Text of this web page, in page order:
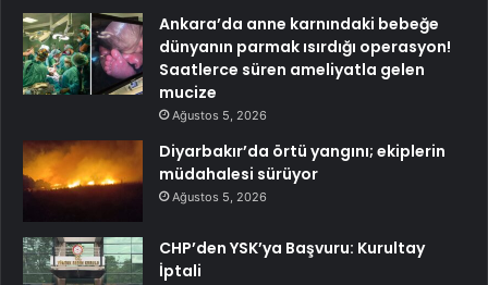
Ankara’da anne karnındaki bebeğe
dünyanın parmak ısırdığı operasyon!
Saatlerce süren ameliyatla gelen
mucize
Ağustos 5, 2026
Diyarbakır’da örtü yangını; ekiplerin
müdahalesi sürüyor
Ağustos 5, 2026
CHP’den YSK’ya Başvuru: Kurultay
İptali